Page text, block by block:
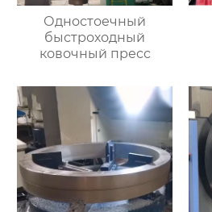
Одностоечный
быстроходный
ковочный пресс